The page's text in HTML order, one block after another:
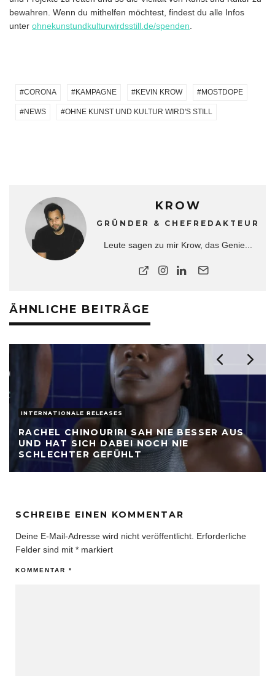
bewahren. Wenn du mithelfen möchtest, findest du alle Infos
unter ohnekunstundkulturwirdsstill.de/spenden.
CORONA KAMPAGNE KEVIN KROW MOSTDOPE
NEWS OHNE KUNST UND KULTUR WIRD'S STILL
KROW
GRÜNDER & CHEFREDAKTEUR
Leute sagen zu mir Krow, das Genie...
ÄHNLICHE BEITRÄGE
INTERNATIONALE RELEASES
RACHEL CHINOURIRI SAH NIE BESSER AUS
UND HAT SICH DABEI NOCH NIE
SCHLECHTER GEFÜHLT
SCHREIBE EINEN KOMMENTAR
Deine E-Mail-Adresse wird nicht veröffentlicht. Erforderliche
Felder sind mit * markiert
KOMMENTAR *